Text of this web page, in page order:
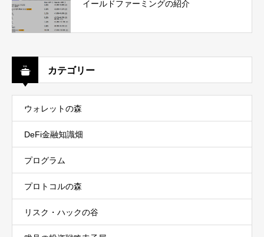
イールドファーミングの紹介
カテゴリー
ウォレットの森
DeFi金融知識畑
プログラム
プロトコルの森
リスク・ハックの谷